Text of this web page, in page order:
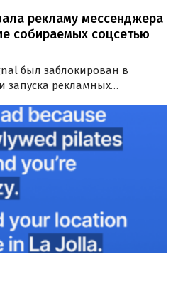
рекламу мессенджера
собираемых соцсетью
был заблокирован в
запуска рекламных
собираемые
Об этом
в блоге.